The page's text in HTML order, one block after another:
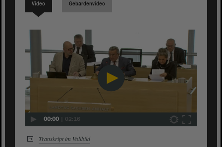
Video Gebärdenvideo
00:00 02:16
Transkript im Vollbild